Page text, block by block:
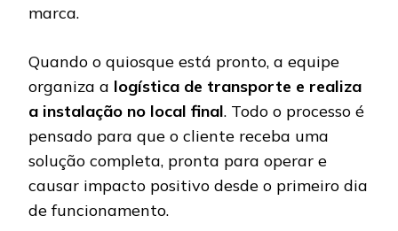
marca.
Quando o quiosque está pronto, a equipe
organiza a logística de transporte e realiza
a instalação no local final. Todo o processo é
pensado para que o cliente receba uma
solução completa, pronta para operar e
causar impacto positivo desde o primeiro dia
de funcionamento.